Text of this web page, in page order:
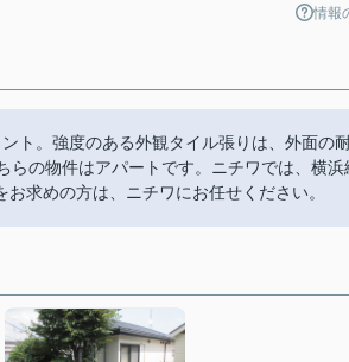
情報
ト。強度のある外観タイル張りは、外面の
らの物件はアパートです。ニチワでは、横浜
求めの方は、ニチワにお任せください。